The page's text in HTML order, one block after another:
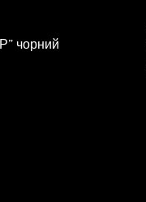
чорний